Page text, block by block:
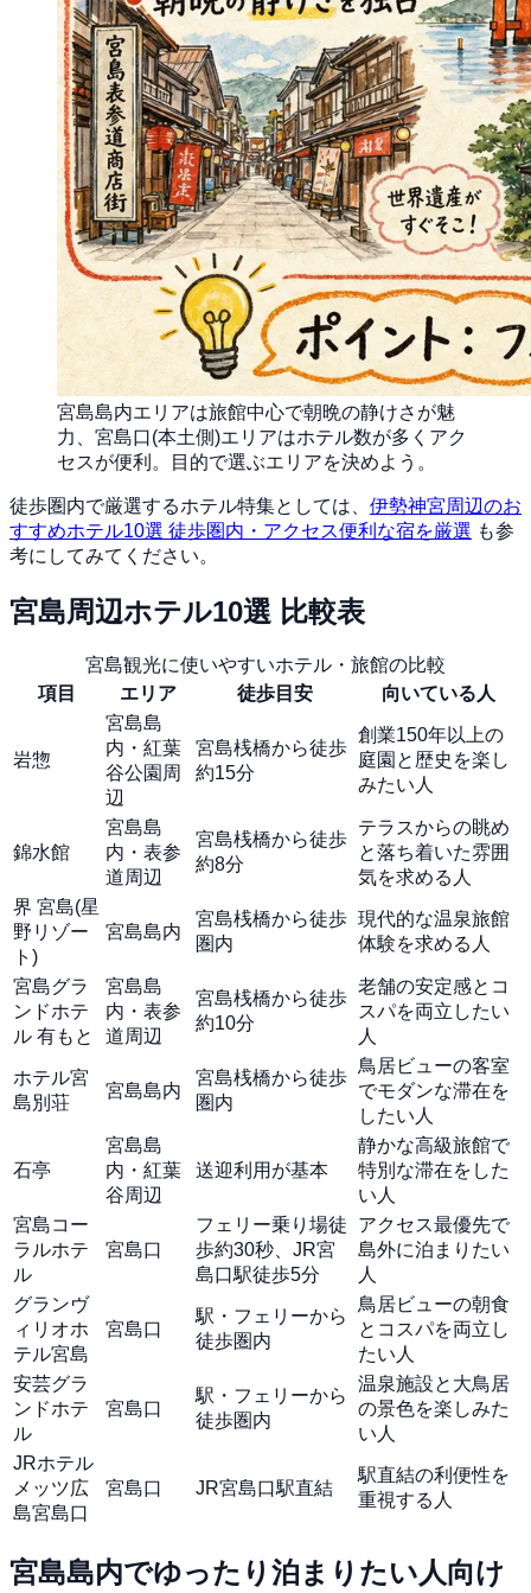
宮島島内エリアは旅館中心で朝晩の静けさが魅
力、宮島口(本土側)エリアはホテル数が多くアク
セスが便利。目的で選ぶエリアを決めよう。
徒歩圏内で厳選するホテル特集としては、 伊勢神宮周辺のお
すすめホテル10選 徒歩圏内・アクセス便利な宿を厳選 も参
考にしてみてください。
宮島周辺ホテル10選 比較表
宮島観光に使いやすいホテル・旅館の比較
項目
エリア 徒歩目安 向いている人
岩惣
宮島島
内・紅葉
谷公園周
辺
宮島桟橋から徒歩
約15分
創業150年以上の
庭園と歴史を楽し
みたい人
錦水館
宮島島
内・表参
道周辺
宮島桟橋から徒歩
約8分
テラスからの眺め
と落ち着いた雰囲
気を求める人
界 宮島(星
野リゾー
ト)
宮島島内
宮島桟橋から徒歩
圏内
現代的な温泉旅館
体験を求める人
宮島グラ
ンドホテ
ル 有もと
宮島島
内・表参
道周辺
宮島桟橋から徒歩
約10分
老舗の安定感とコ
スパを両立したい
人
ホテル宮
島別荘
宮島島内
宮島桟橋から徒歩
圏内
鳥居ビューの客室
でモダンな滞在を
したい人
石亭
宮島島
内・紅葉
谷周辺
送迎利用が基本
静かな高級旅館で
特別な滞在をした
い人
宮島コー
ラルホテ
ル
宮島口
フェリー乗り場徒
歩約30秒、JR宮
島口駅徒歩5分
アクセス最優先で
島外に泊まりたい
人
グランヴ
ィリオホ
テル宮島
宮島口
駅・フェリーから
徒歩圏内
鳥居ビューの朝食
とコスパを両立し
たい人
安芸グラ
ンドホテ
ル
宮島口
駅・フェリーから
徒歩圏内
温泉施設と大鳥居
の景色を楽しみた
い人
JRホテル
メッツ広
島宮島口
宮島口 JR宮島口駅直結
駅直結の利便性を
重視する人
宮島島内でゆったり泊まりたい人向け